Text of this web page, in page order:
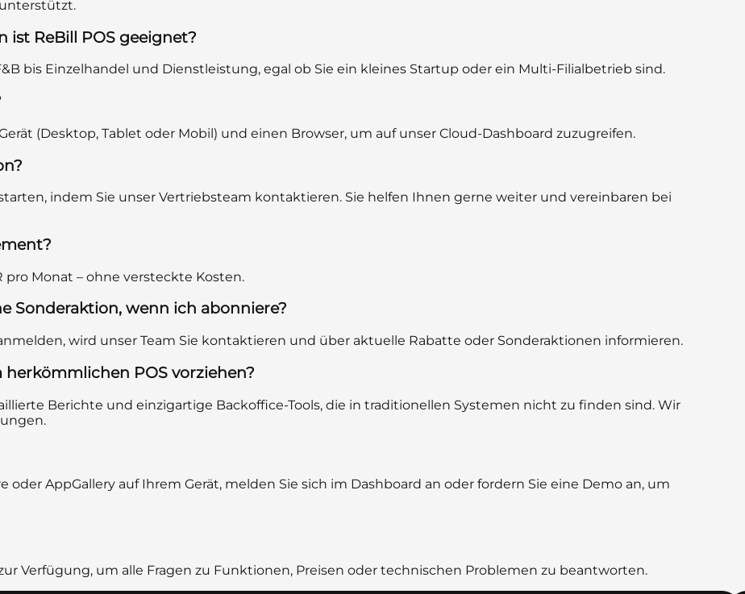
ist ReBill POS geeignet?
bis Einzelhandel und Dienstleistung, egal ob Sie ein kleines Startup oder ein Multi-Filialbetrieb sind.
(Desktop, Tablet oder Mobil) und einen Browser, um auf unser Cloud-Dashboard zuzugreifen.
indem Sie unser Vertriebsteam kontaktieren. Sie helfen Ihnen gerne weiter und vereinbaren bei
pro Monat – ohne versteckte Kosten.
Sonderaktion, wenn ich abonniere?
wird unser Team Sie kontaktieren und über aktuelle Rabatte oder Sonderaktionen informieren.
herkömmlichen POS vorziehen?
Berichte und einzigartige Backoffice-Tools, die in traditionellen Systemen nicht zu finden sind. Wir
oder AppGallery auf Ihrem Gerät, melden Sie sich im Dashboard an oder fordern Sie eine Demo an, um
Verfügung, um alle Fragen zu Funktionen, Preisen oder technischen Problemen zu beantworten.